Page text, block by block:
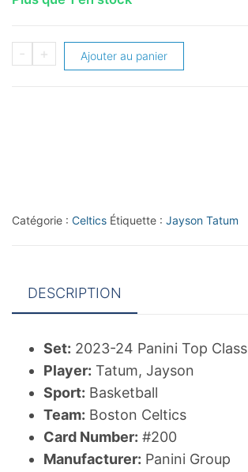
-
quantité
Jayson
+ Ajouter au panier
Catégorie : Celtics Étiquette : Jayson Tatum
DESCRIPTION
Set: 2023-24 Panini Top Class
Player: Tatum, Jayson
Sport: Basketball
Team: Boston Celtics
Card Number: #200
Manufacturer: Panini Group